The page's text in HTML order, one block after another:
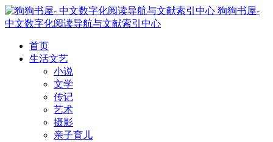
狗狗书屋-
中文数字化阅读导航与文献索引中心
首页
生活文艺
小说
文学
传记
艺术
摄影
亲子育儿